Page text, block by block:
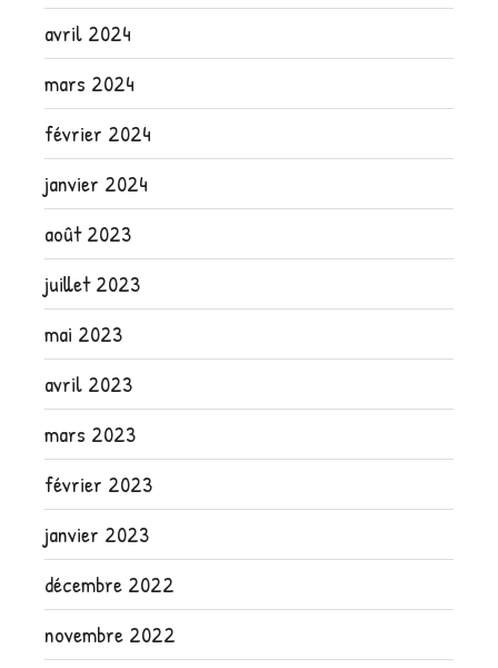
avril 2024
mars 2024
février 2024
janvier 2024
août 2023
juillet 2023
mai 2023
avril 2023
mars 2023
février 2023
janvier 2023
décembre 2022
novembre 2022